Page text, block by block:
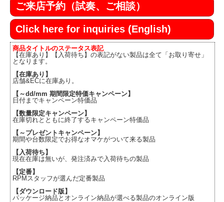
ご来店予約（試奏、ご相談）
Click here for inquiries (English)
商品タイトルのステータス表記
【在庫あり】【入荷待ち】の表記がない製品は全て「お取り寄せ」
となります。
【在庫あり】
店舗&ECに在庫あり。
【～dd/mm 期間限定特価キャンペーン】
日付までキャンペーン特価品
【数量限定キャンペーン】
在庫切れとともに終了するキャンペーン特価品
【～プレゼントキャンペーン】
期間や台数限定でお得なオマケがついて来る製品
【入荷待ち】
現在在庫は無いが、発注済みで入荷待ちの製品
【定番】
RPMスタッフが選んだ定番製品
【ダウンロード版】
パッケージ納品とオンライン納品が選べる製品のオンライン版